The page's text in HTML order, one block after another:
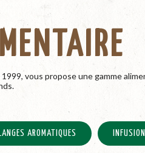
vous propose une gamme
AROMATIQUES